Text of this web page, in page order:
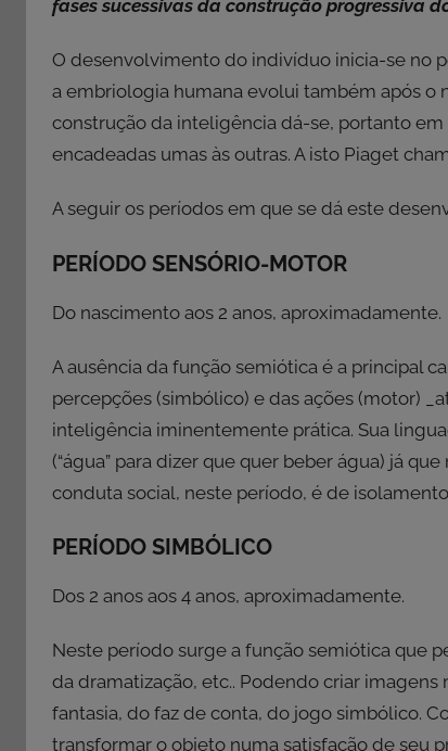
fases sucessivas da construção progressiva
O desenvolvimento do indivíduo inicia-se no
a embriologia humana evolui também após o
construção da inteligência dá-se, portanto
encadeadas umas às outras. A isto Piaget
A seguir os períodos em que se dá este
PERÍODO SENSÓRIO-MOTOR
Do nascimento aos 2 anos, aproximadamente.
A ausência da função semiótica é a principal
percepções (simbólico) e das ações (motor)
inteligência iminentemente prática. Sua
(“água” para dizer que quer beber água) já
conduta social, neste período, é de
PERÍODO SIMBÓLICO
Dos 2 anos aos 4 anos, aproximadamente.
Neste período surge a função semiótica que
da dramatização, etc.. Podendo criar
fantasia, do faz de conta, do jogo simbólico.
transformar o objeto numa satisfação de seu